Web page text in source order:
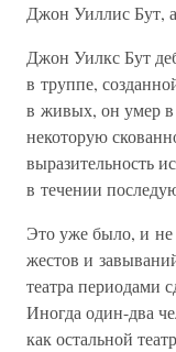
Джон Уиллис Бут,
Джон Уилкс Бут
в труппе,
в живых, он умер
некоторую
выразительность
в течении
Это уже было, и не
жестов и
театра периодами
Иногда один-два
как остальной